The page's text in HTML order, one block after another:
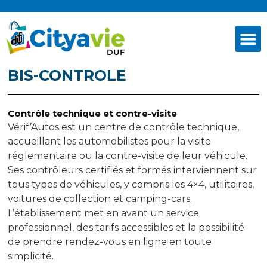
BIS-CONTROLE
Contrôle technique et contre-visite
Vérif’Autos est un centre de contrôle technique,
accueillant les automobilistes pour la visite
réglementaire ou la contre-visite de leur véhicule.
Ses contrôleurs certifiés et formés interviennent sur
tous types de véhicules, y compris les 4×4, utilitaires,
voitures de collection et camping-cars.
L’établissement met en avant un service
professionnel, des tarifs accessibles et la possibilité
de prendre rendez-vous en ligne en toute
simplicité.